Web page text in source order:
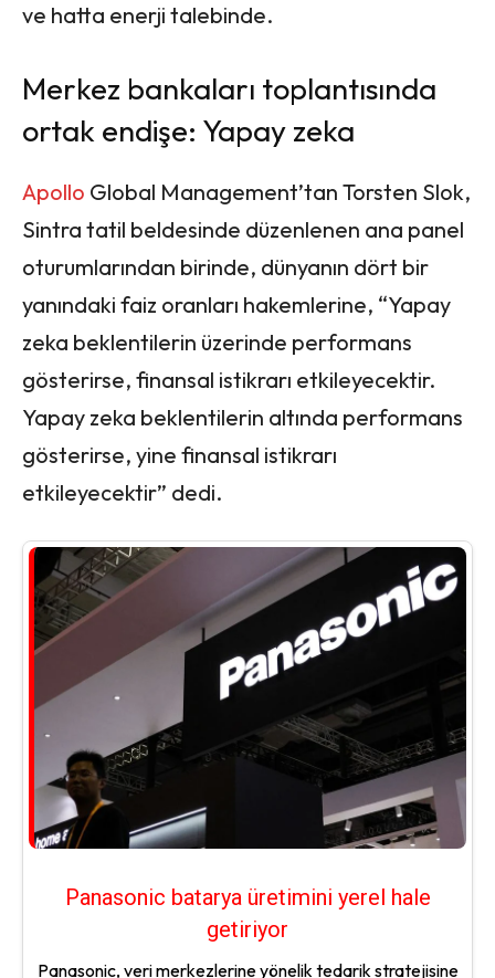
ve hatta enerji talebinde.
Merkez bankaları toplantısında
ortak endişe: Yapay zeka
Apollo Global Management’tan Torsten Slok,
Sintra tatil beldesinde düzenlenen ana panel
oturumlarından birinde, dünyanın dört bir
yanındaki faiz oranları hakemlerine, “Yapay
zeka beklentilerin üzerinde performans
gösterirse, finansal istikrarı etkileyecektir.
Yapay zeka beklentilerin altında performans
gösterirse, yine finansal istikrarı
etkileyecektir” dedi.
Panasonic batarya üretimini yerel hale
getiriyor
Panasonic, veri merkezlerine yönelik tedarik stratejisine